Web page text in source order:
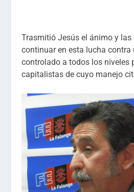
Trasmitió Jesús el ánimo y las
continuar en esta lucha contra
controlado a todos los niveles
capitalistas de cuyo manejo